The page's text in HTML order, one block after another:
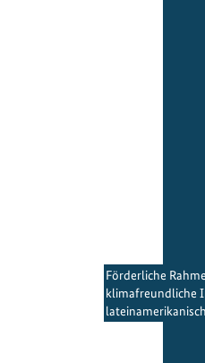
Förderliche
klimafreundliche